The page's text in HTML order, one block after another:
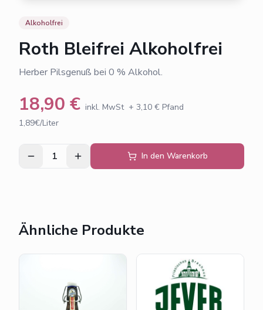
Alkoholfrei
Roth Bleifrei Alkoholfrei
Herber Pilsgenuß bei 0 % Alkohol.
18,90 € inkl. MwSt + 3,10 € Pfand
1,89€/Liter
1 In den Warenkorb
Ähnliche Produkte